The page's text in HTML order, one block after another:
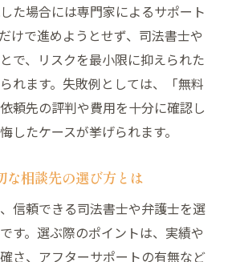
でトラブルを避ける費用確認
料相談を利用する際の注意点
た場合には専門家によるサポート
けで進めようとせず、司法書士や
で、リスクを最小限に抑えられた
れます。失敗例としては、「無料
頼先の評判や費用を十分に確認し
したケースが挙げられます。
な相談先の選び方とは
信頼できる司法書士や弁護士を選
す。選ぶ際のポイントは、実績や
さ、アフターサポートの有無など